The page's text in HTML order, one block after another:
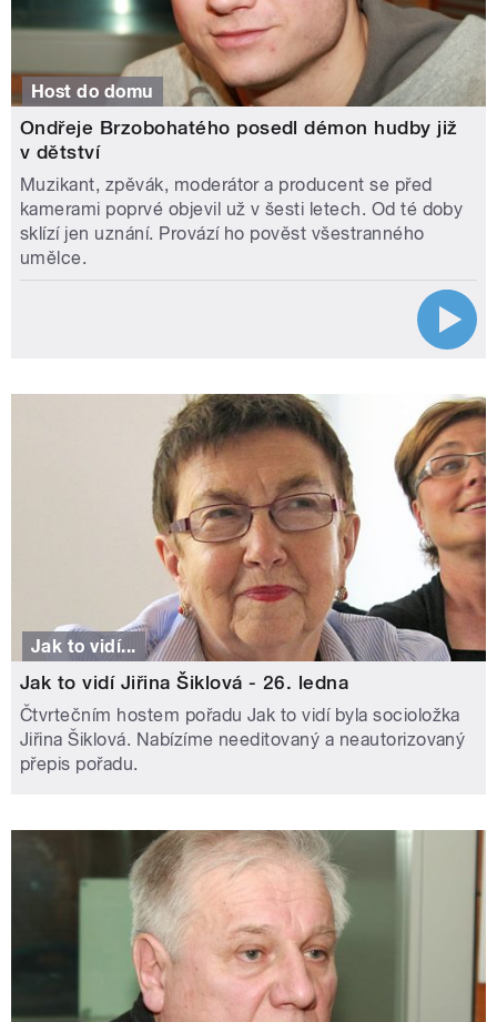
Host do domu
Ondřeje Brzobohatého posedl démon hudby již
v dětství
Muzikant, zpěvák, moderátor a producent se před
kamerami poprvé objevil už v šesti letech. Od té doby
sklízí jen uznání. Provází ho pověst všestranného
umělce.
Jak to vidí...
Jak to vidí Jiřina Šiklová - 26. ledna
Čtvrtečním hostem pořadu Jak to vidí byla socioložka
Jiřina Šiklová. Nabízíme needitovaný a neautorizovaný
přepis pořadu.